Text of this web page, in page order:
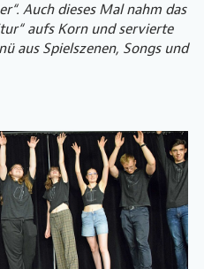
Auch dieses Mal nahm das
aufs Korn und servierte
aus Spielszenen, Songs und